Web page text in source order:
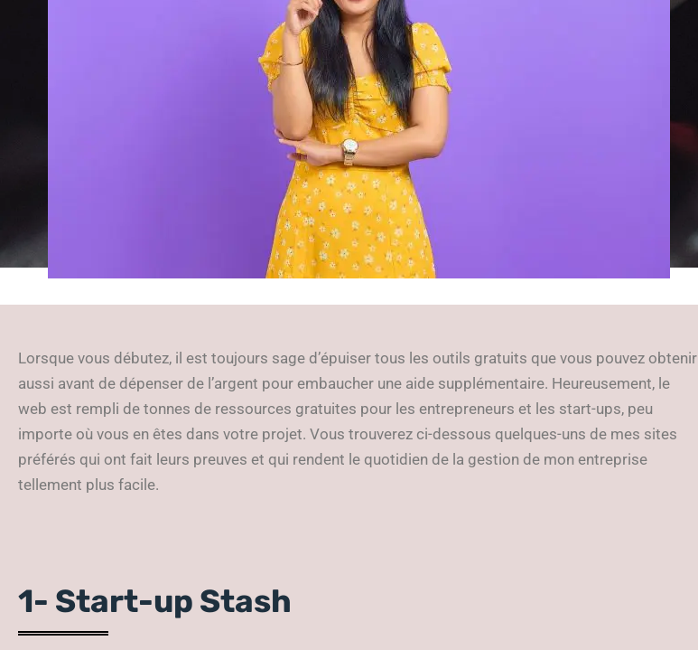
Lorsque vous débutez, il est toujours sage d’épuiser tous les outils gratuits que vous pouvez obtenir
aussi avant de dépenser de l’argent pour embaucher une aide supplémentaire. Heureusement, le
web est rempli de tonnes de ressources gratuites pour les entrepreneurs et les start-ups, peu
importe où vous en êtes dans votre projet. Vous trouverez ci-dessous quelques-uns de mes sites
préférés qui ont fait leurs preuves et qui rendent le quotidien de la gestion de mon entreprise
tellement plus facile.
1- Start-up Stash